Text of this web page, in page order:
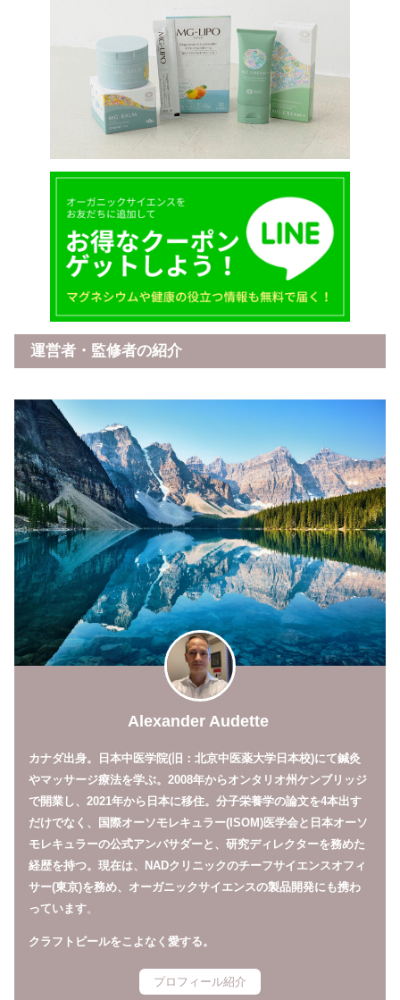
運営者・監修者の紹介
Alexander Audette
カナダ出身。日本中医学院(旧：北京中医薬大学日本校)にて鍼灸
やマッサージ療法を学ぶ。2008年からオンタリオ州ケンブリッジ
で開業し、2021年から日本に移住。分子栄養学の論文を4本出す
だけでなく、国際オーソモレキュラー(ISOM)医学会と日本オーソ
モレキュラーの公式アンバサダーと、研究ディレクターを務めた
経歴を持つ。現在は、NADクリニックのチーフサイエンスオフィ
サー(東京)を務め、オーガニックサイエンスの製品開発にも携わ
っています。
クラフトビールをこよなく愛する。
プロフィール紹介